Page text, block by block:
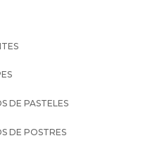
DE PASTELES
DE POSTRES